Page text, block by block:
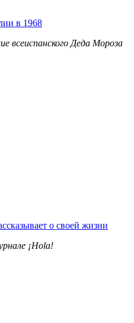
в 1968
всеиспанского Деда Мороза
о своей жизни
¡Hola!